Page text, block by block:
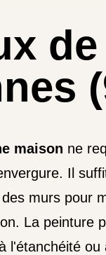
maison ne
Il
murs pour
La peinture
l'étanchéité ou